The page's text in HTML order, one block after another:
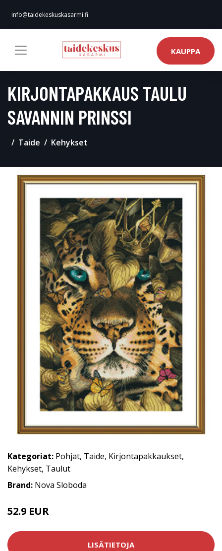
info@taidekeskuskasarmi.fi
KAUPPA
KIRJONTAPAKKAUS TAULU
SAVANNIN PRINSSI
Taide Kehykset
Kategoriat: Pohjat, Taide, Kirjontapakkaukset,
Kehykset, Taulut
Brand: Nova Sloboda
52.9 EUR
LISÄTIETOJA